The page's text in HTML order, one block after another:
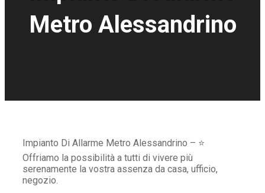
Metro Alessandrino
Impianto Di Allarme Metro Alessandrino – ⭐
Offriamo la possibilità a tutti di vivere più
serenamente la vostra assenza da casa, ufficio,
negozio.